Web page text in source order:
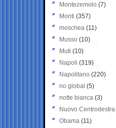
Montezemolo (7)
Monti (357)
moschea (11)
Musso (10)
Muti (10)
Napoli (319)
Napolitano (220)
no global (5)
notte bianca (3)
Nuovo Centrodestra
Obama (11)